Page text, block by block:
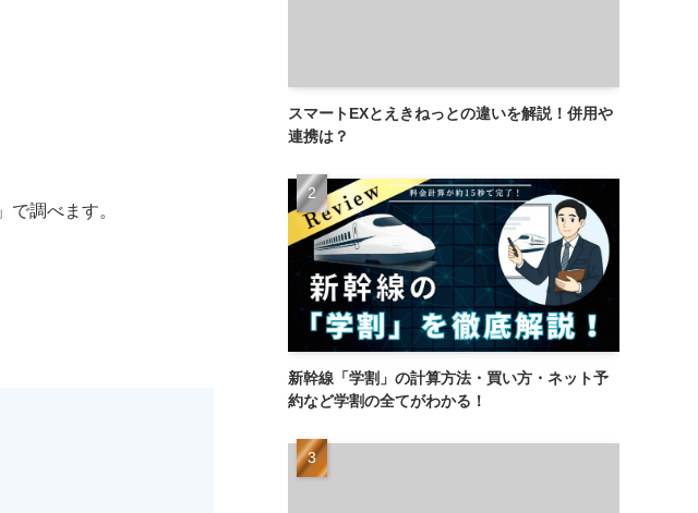
」で調べます。
スマートEXとえきねっとの違いを解説！併用や
連携は？
新幹線「学割」の計算方法・買い方・ネット予
約など学割の全てがわかる！